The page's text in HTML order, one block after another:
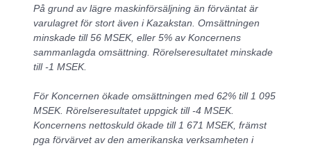
På grund av lägre maskinförsäljning än förväntat är
varulagret för stort även i Kazakstan. Omsättningen
minskade till 56 MSEK, eller 5% av Koncernens
sammanlagda omsättning. Rörelseresultatet minskade
till -1 MSEK.
För Koncernen ökade omsättningen med 62% till 1 095
MSEK. Rörelseresultatet uppgick till -4 MSEK.
Koncernens nettoskuld ökade till 1 671 MSEK, främst
pga förvärvet av den amerikanska verksamheten i